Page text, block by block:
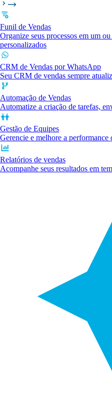
Funil de Vendas
Organize seus processos em um
personalizados
CRM de Vendas por WhatsApp
Seu CRM de vendas sempre
Automação de Vendas
Automatize a criação de tarefas,
Gestão de Equipes
Gerencie e melhore a
Relatórios de vendas
Acompanhe seus resultados em